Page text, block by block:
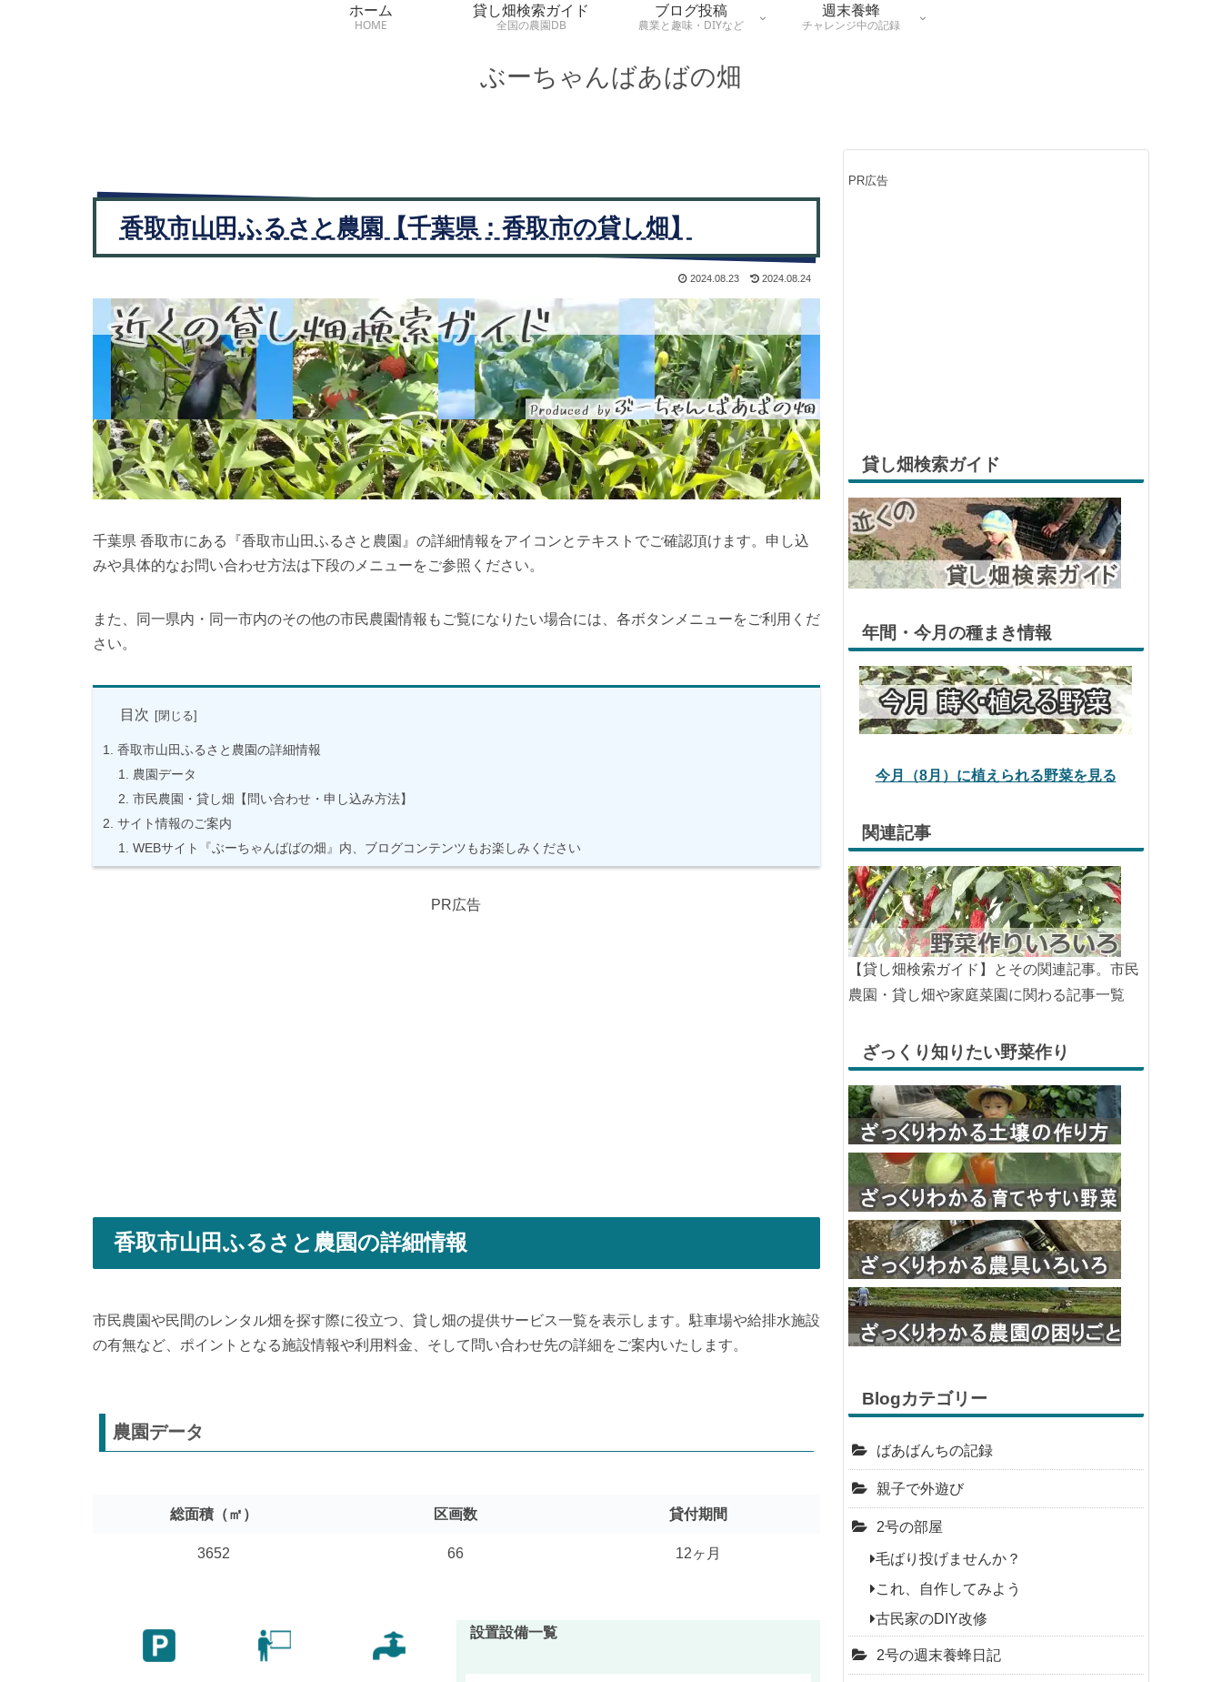
ぶーちゃんばあばの畑
ホーム
HOME
貸し畑検索ガイド
全国の農園DB
ブログ投稿
農業と趣味・DIYなど
週末養蜂
チャレンジ中の記録
香取市山田ふるさと農園【千葉県：香取市の貸し畑】
2024.08.23 2024.08.24
千葉県 香取市にある『香取市山田ふるさと農園』の詳細情報をアイコンとテキストでご確認頂けます。申し込
みや具体的なお問い合わせ方法は下段のメニューをご参照ください。
また、同一県内・同一市内のその他の市民農園情報もご覧になりたい場合には、各ボタンメニューをご利用くだ
さい。
目次
香取市山田ふるさと農園の詳細情報
農園データ
市民農園・貸し畑【問い合わせ・申し込み方法】
サイト情報のご案内
WEBサイト『ぶーちゃんばばの畑』内、ブログコンテンツもお楽しみください
PR広告
香取市山田ふるさと農園の詳細情報
市民農園や民間のレンタル畑を探す際に役立つ、貸し畑の提供サービス一覧を表示します。駐車場や給排水施設
の有無など、ポイントとなる施設情報や利用料金、そして問い合わせ先の詳細をご案内いたします。
農園データ
総面積（㎡） 区画数 貸付期間
3652 66 12ヶ月
設置設備一覧
PR広告
貸し畑検索ガイド
年間・今月の種まき情報
今月（8月）に植えられる野菜を見る
関連記事
【貸し畑検索ガイド】とその関連記事。市民
農園・貸し畑や家庭菜園に関わる記事一覧
ざっくり知りたい野菜作り
Blogカテゴリー
ばあばんちの記録
親子で外遊び
2号の部屋
毛ばり投げませんか？
これ、自作してみよう
古民家のDIY改修
2号の週末養蜂日記